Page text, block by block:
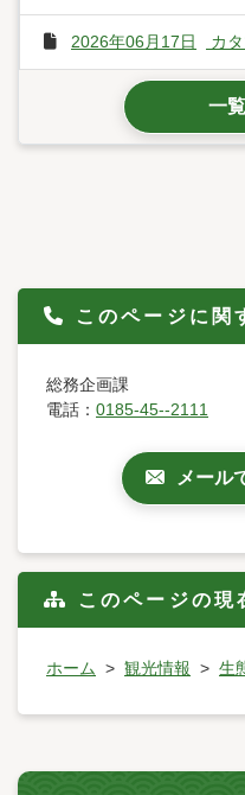
2026年06月17日 カ
一
このページに関
総務企画課
電話： 0185-45--2111
メール
このページの現
ホーム 観光情報 生